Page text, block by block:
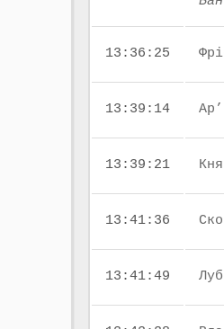
13:36:25
13:39:14
13:39:21
13:41:36
13:41:49